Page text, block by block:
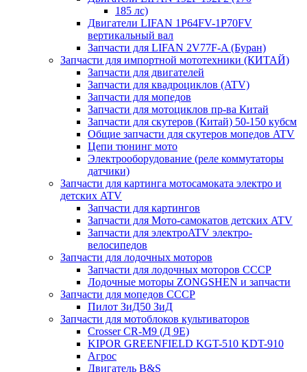
185 лс)
Двигатели LIFAN 1Р64FV-1Р70FV
вертикальный вал
Запчасти для LIFAN 2V77F-A (Буран)
Запчасти для импортной мототехники (КИТАЙ)
Запчасти для двигателей
Запчасти для квадроциклов (ATV)
Запчасти для мопедов
Запчасти для мотоциклов пр-ва Китай
Запчасти для скутеров (Китай) 50-150 кубсм
Общие запчасти для скутеров мопедов ATV
Цепи тюнинг мото
Электрооборудование (реле коммутаторы
датчики)
Запчасти для картинга мотосамоката электро и
детских ATV
Запчасти для картингов
Запчасти для Мото-самокатов детских ATV
Запчасти для электроATV электро-
велосипедов
Запчасти для лодочных моторов
Запчасти для лодочных моторов СССР
Лодочные моторы ZONGSHEN и запчасти
Запчасти для мопедов СССР
Пилот ЗиД50 ЗиД
Запчасти для мотоблоков культиваторов
Crosser CR-M9 (Д 9Е)
KIPOR GREENFIELD KGT-510 KDT-910
Агрос
Двигатель B&S